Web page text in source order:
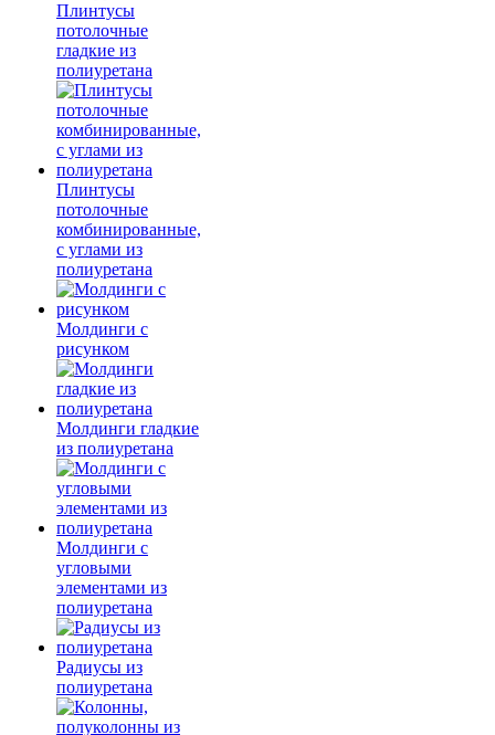
Плинтусы
потолочные
гладкие из
полиуретана
Плинтусы
потолочные
комбинированные,
с углами из
полиуретана
Молдинги c
рисунком
Молдинги гладкие
из полиуретана
Молдинги с
угловыми
элементами из
полиуретана
Радиусы из
полиуретана